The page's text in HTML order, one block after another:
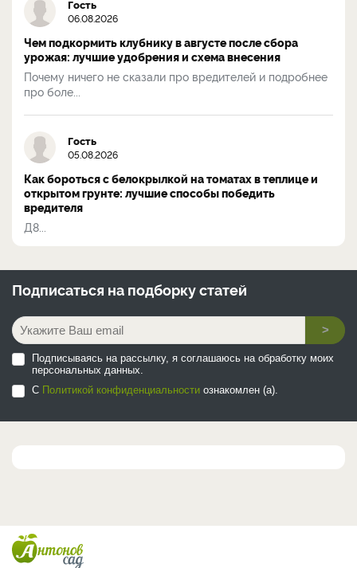
Гость
06.08.2026
Чем подкормить клубнику в августе после сбора
урожая: лучшие удобрения и схема внесения
Почему ничего не сказали про вредителей и подробнее
про боле...
Гость
05.08.2026
Как бороться с белокрылкой на томатах в теплице и
открытом грунте: лучшие способы победить
вредителя
Д8...
Подписаться на подборку статей
>
Подписываясь на рассылку, я соглашаюсь на обработку моих
персональных данных.
С Политикой конфиденциальности ознакомлен (а).